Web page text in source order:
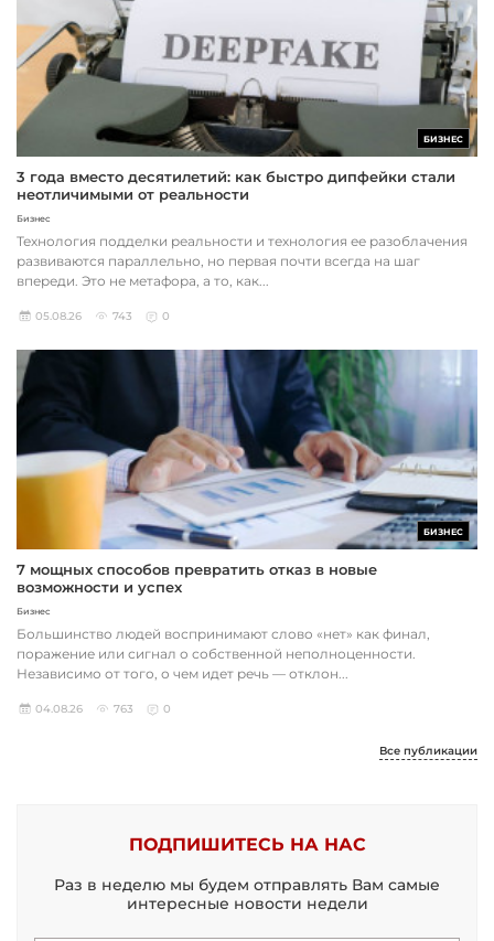
БИЗНЕС
3 года вместо десятилетий: как быстро дипфейки стали
неотличимыми от реальности
Бизнес
Технология подделки реальности и технология ее разоблачения
развиваются параллельно, но первая почти всегда на шаг
впереди. Это не метафора, а то, как...
05.08.26 743 0
БИЗНЕС
7 мощных способов превратить отказ в новые
возможности и успех
Бизнес
Большинство людей воспринимают слово «нет» как финал,
поражение или сигнал о собственной неполноценности.
Независимо от того, о чем идет речь — отклон...
04.08.26 763 0
Все публикации
ПОДПИШИТЕСЬ НА НАС
Раз в неделю мы будем отправлять Вам самые
интересные новости недели